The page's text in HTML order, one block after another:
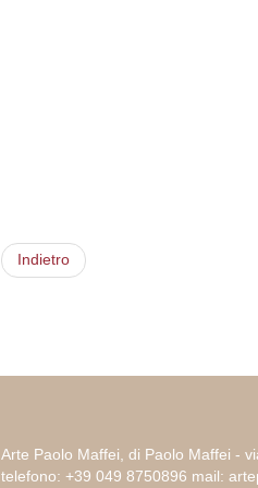
Indietro
Arte Paolo Maffei, di Paolo Maffei -
telefono: +39 049 8750896 mail: